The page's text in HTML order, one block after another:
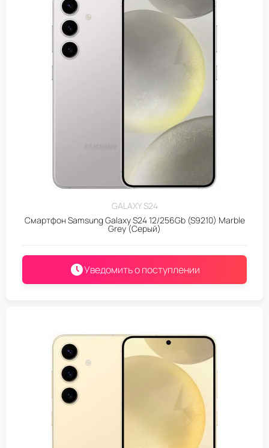
GALAXY S24
Смартфон Samsung Galaxy S24 12/256Gb (S9210) Marble
Grey (Серый)
Уведомить о поступлении